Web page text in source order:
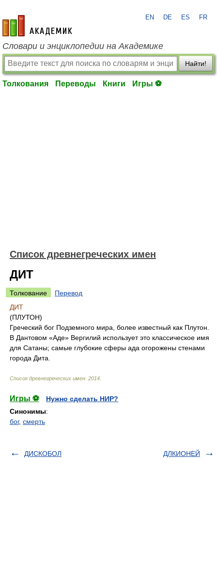
academic.ru
EN DE ES FR
Словари и энциклопедии на Академике
Найти!
Толкования Переводы Книги Игры ⚽
Список древнегреческих имен
ДИТ
Толкование
Перевод
ДИТ
(ПЛУТОН)
Греческий бог Подземного мира, более известный как Плутон.
В Дантовом «Аде» Вергилий использует это классическое имя
для Сатаны; самые глубокие сферы ада огорожены стенами
города Дита.
Список древнегреческих имен 2014
Игры ⚽
Нужно сделать НИР?
Синонимы:
бог, смерть
ДИСКОБОЛ ДЛКИОНЕЙ